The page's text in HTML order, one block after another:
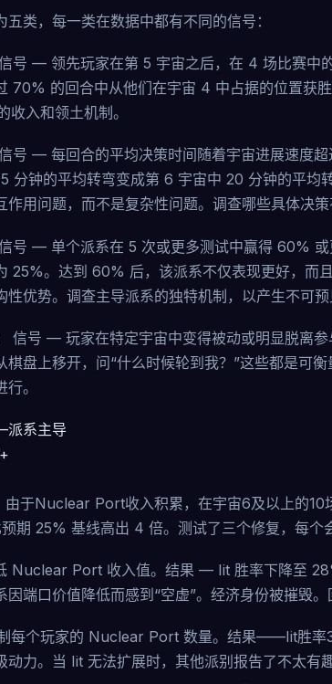
五类，每一类在数据中都有不同的信号：
号 — 领先玩家在第 5 宇宙之后，在 4 场比赛中
70% 的回合中从他们在宇宙 4 中占据的位置获
收入和领土机制。
号 — 每回合的平均决策时间随着宇宙进展速度超
分钟的平均转弯变成第 6 宇宙中 20 分钟的平均
作用问题，而不是复杂性问题。调查哪些具体决策
号 — 单个派系在 5 次或更多测试中赢得 60%
25%。达到 60% 后，该派系不仅表现更好，而
性优势。调查主导派系的独特机制，以产生不可预
信号 — 玩家在特定宇宙中变得被动或明显脱离
棋盘上移开，问“什么时候轮到我？”这些都是可
。
系主导
由于Nuclear Port收入积累，在宇宙6及以上的10
期 25% 基线高出 4 倍。测试了三个修复，每个
Nuclear Port 收入值。结果 — Iit 胜率下降至
因端口价值降低而感到“空虚”。经济身份被摧毁。
每个玩家的 Nuclear Port 数量。结果——Iit胜率
动力。当 Iit 无法扩展时，其他派别报告了不太有